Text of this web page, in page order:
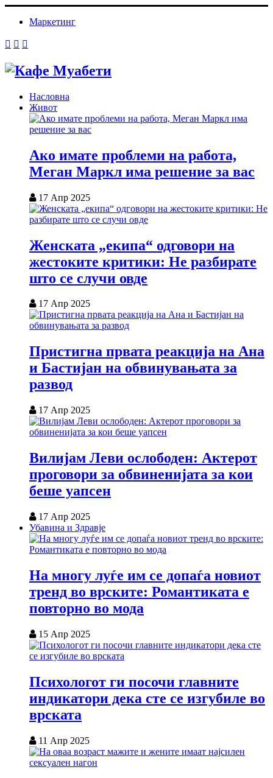
Маркетинг
Насловна
Живот
Ако имате проблеми на работа,
Меган Маркл има решение за вас
17 Апр 2025
Женската „екипа“ одговори на
жестоките критики: Не разбирате
што се случи овде
17 Апр 2025
Пристигна првата реакција на Ана
и Бастијан на обвинувањата за
развод
17 Апр 2025
Вилијам Леви ослободен: Актерот
проговори за обвиненијата за кои
беше уапсен
17 Апр 2025
Убавина и Здравје
На многу луѓе им се допаѓа новиот
тренд во врските: Романтиката е
повторно во мода
15 Апр 2025
Психологот ги посочи главните
индикатори дека сте се изгубиле во
врската
11 Апр 2025